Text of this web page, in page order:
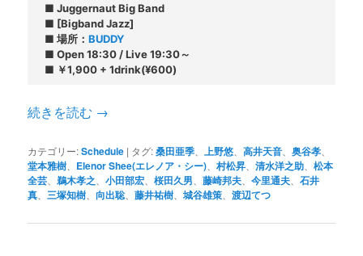
■ Juggernaut Big Band
■ [Bigband Jazz]
■ 場所：BUDDY
■ Open 18:30 / Live 19:30～
■ ￥1,900 + 1drink(¥600)
続きを読む →
カテゴリー:Schedule | タグ:桑田亜季、上野悠、高井天音、奥谷孝、
堂本雅樹、 Elenor Shee(エレノア・シー)、村松昇、清水洋之助、松本
全芸、鵜木孝之、小田部宏、桜田久男、藤崎邦夫、今里通夫、石井
真、三塚知樹、向出聡、藤井祐樹、城谷雄策、渡辺てつ